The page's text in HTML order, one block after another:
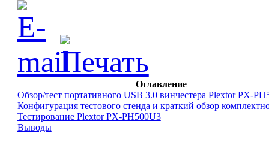
Оглавление
Обзор/тест портативного USB 3.0 винчестера Plextor PX-
Конфигурация тестового стенда и краткий обзор
Тестирование Plextor PX-PH500U3
Выводы